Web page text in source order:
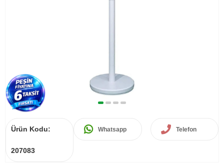
Ürün Kodu:
207083
Whatsapp Telefon